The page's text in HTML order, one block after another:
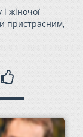
жіночої
пристрасним,